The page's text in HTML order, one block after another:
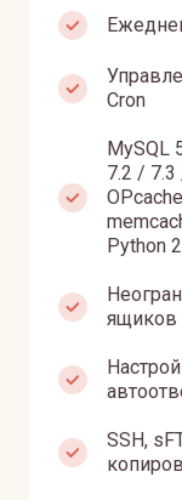
Cron
MySQL
7.2 / 7.3
Python
ящиков
SSH,